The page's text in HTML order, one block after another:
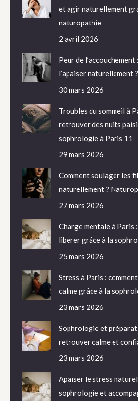
et agir naturellement
naturopathie
2 avril 2026
Peur de
l’apaiser naturellement ?
30 mars 2026
Troubles du sommeil à
retrouver des nuits
sophrologie à Paris 11
29 mars 2026
Comment soulager les
naturellement ?
27 mars 2026
Charge mentale à Paris :
libérer grâce à la
25 mars 2026
Stress à Paris :
calme grâce à la
23 mars 2026
Sophrologie et
retrouver calme et
23 mars 2026
Apaiser le stress
sophrologie et